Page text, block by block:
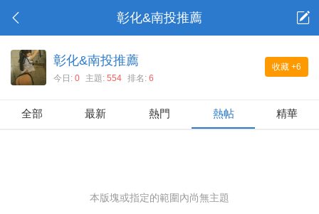
彰化&南投推薦
收藏 +6
彰化&南投推薦
今日: 0 主題: 554 排名: 6
全部 最新 熱門 熱帖 精華
本版塊或指定的範圍內尚無主題